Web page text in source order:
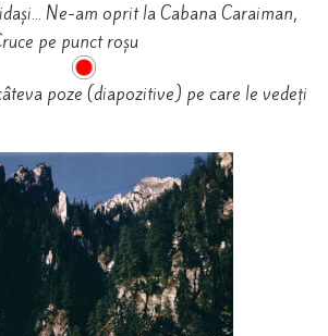
Ne-am oprit la Cabana Caraiman,
pe punct roșu
poze (diapozitive) pe care le vedeți